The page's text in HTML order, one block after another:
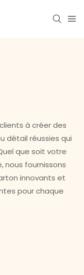
à créer des
détail réussies qui
que soit votre
nous fournissons
innovants et
pour chaque